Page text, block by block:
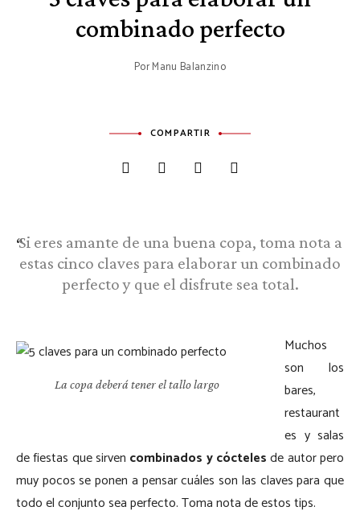
combinado perfecto
PorManu Balanzino
COMPARTIR
Si eres amante de una buena copa, toma nota a
estas cinco claves para elaborar un combinado
perfecto y que el disfrute sea total.
La copa deberá tener el tallo largo
Muchos
son los
bares,
restaurant
es y salas
de fiestas que sirven combinados y cóctelesde autor pero
muy pocos se ponen a pensar cuáles son las claves para que
todo el conjunto sea perfecto. Toma nota de estos tips.